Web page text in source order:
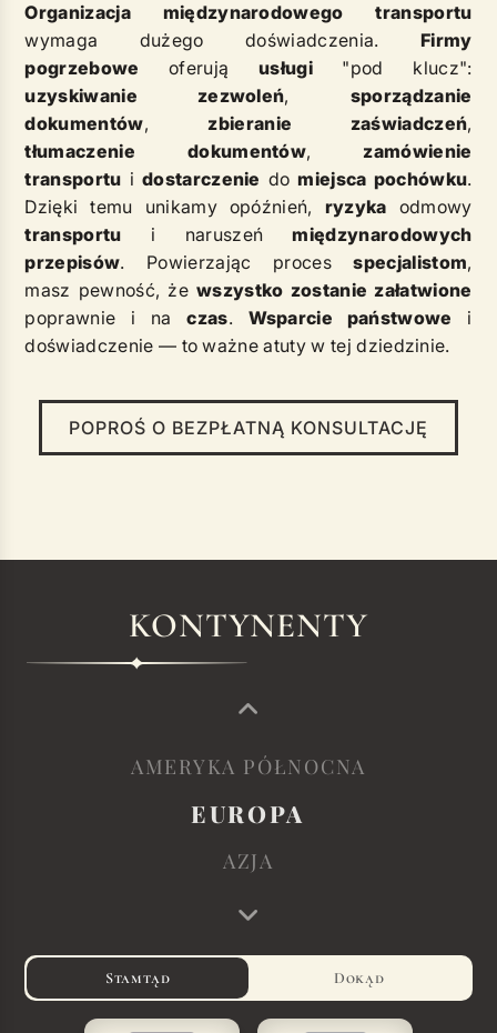
Organizacja międzynarodowego transportu
wymaga dużego doświadczenia. Firmy
pogrzebowe oferują usługi"pod klucz":
uzyskiwanie zezwoleń, sporządzanie
dokumentów,zbieranie zaświadczeń,
tłumaczenie
dokumentów,zamówienie
transportu i dostarczenie domiejsca pochówku.
Dzięki temu unikamy opóźnień, ryzyka odmowy
transportu i naruszeńmiędzynarodowych
przepisów. Powierzając processpecjalistom,
masz pewność, żewszystko zostanie załatwione
poprawnie i naczas. Wsparcie państwowe i
doświadczenie — to ważne atuty w tej dziedzinie.
POPROŚ O BEZPŁATNĄ KONSULTACJĘ
KONTYNENTY
EUROPA
AZJA
AMERYKA PÓŁNOCNA
Stamtąd Dokąd